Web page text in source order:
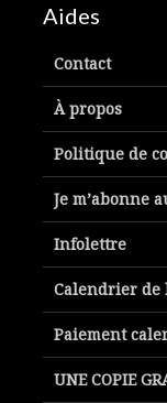
Aides
Contact
À propos
Politique de
Je m’abonne
Infolettre
Calendrier de
Paiement
UNE COPIE